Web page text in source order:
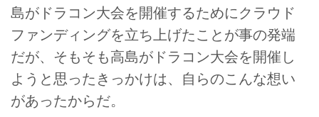
島がドラコン大会を開催するためにクラウド
ファンディングを立ち上げたことが事の発端
だが、そもそも高島がドラコン大会を開催し
ようと思ったきっかけは、自らのこんな想い
があったからだ。